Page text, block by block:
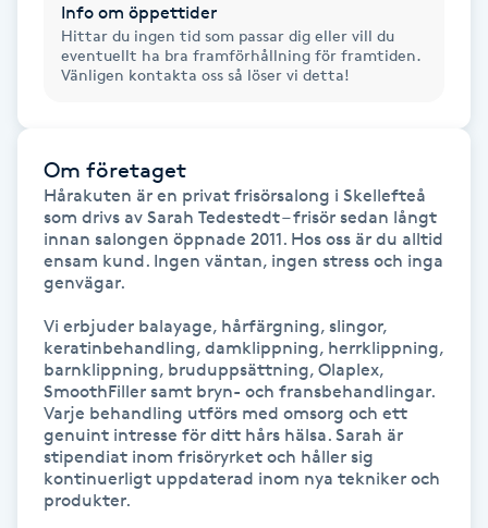
Headspa
HIFU
Hollywood Peel
Hot Stone Massage
Hot yoga
Hudföryngring
Huduppstramning
Info om öppettider
Hittar du ingen tid som passar dig eller vill du
eventuellt ha bra framförhållning för framtiden.
Vänligen kontakta oss så löser vi detta!
Om företaget
Hårakuten är en privat frisörsalong i Skellefteå
som drivs av Sarah Tedestedt – frisör sedan långt
innan salongen öppnade 2011. Hos oss är du alltid
ensam kund. Ingen väntan, ingen stress och inga
genvägar.
Vi erbjuder balayage, hårfärgning, slingor,
keratinbehandling, damklippning, herrklippning,
barnklippning, bruduppsättning, Olaplex,
SmoothFiller samt bryn- och fransbehandlingar.
Varje behandling utförs med omsorg och ett
genuint intresse för ditt hårs hälsa. Sarah är
stipendiat inom frisöryrket och håller sig
kontinuerligt uppdaterad inom nya tekniker och
produkter.